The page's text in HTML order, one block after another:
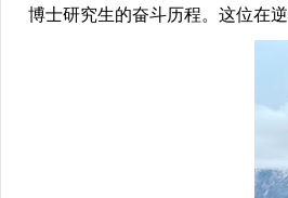
博士研究生的奋斗历程。这位在